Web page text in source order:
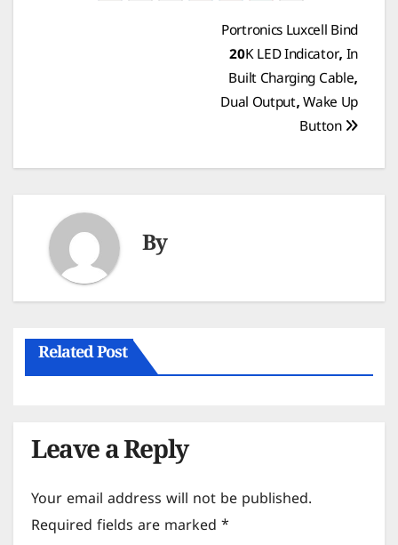
Portronics Luxcell Bind
20K LED Indicator, In
Built Charging Cable,
Dual Output, Wake Up
Button
By
Related Post
Leave a Reply
Your email address will not be published.
Required fields are marked *